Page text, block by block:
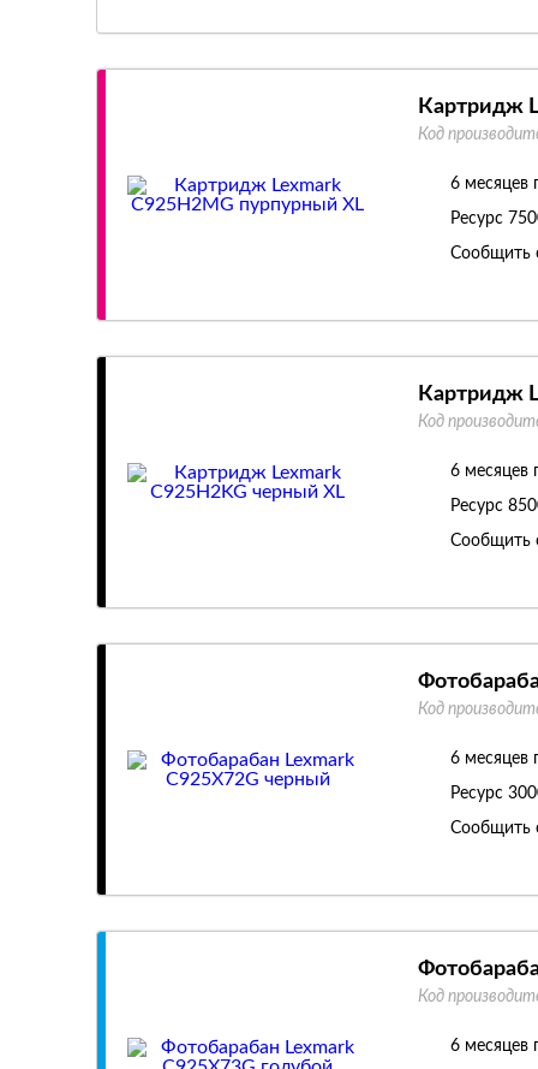
Картридж
Код
6 месяцев
Ресурс
Сообщить
Картридж
Код
6 месяцев
Ресурс
Сообщить
Код
6 месяцев
Ресурс
Сообщить
Код
6 месяцев